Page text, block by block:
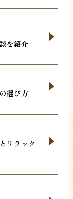
を紹介
選び方
リラック